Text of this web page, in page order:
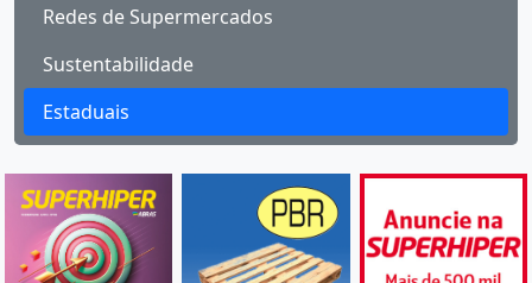
Redes de Supermercados
Sustentabilidade
Estaduais